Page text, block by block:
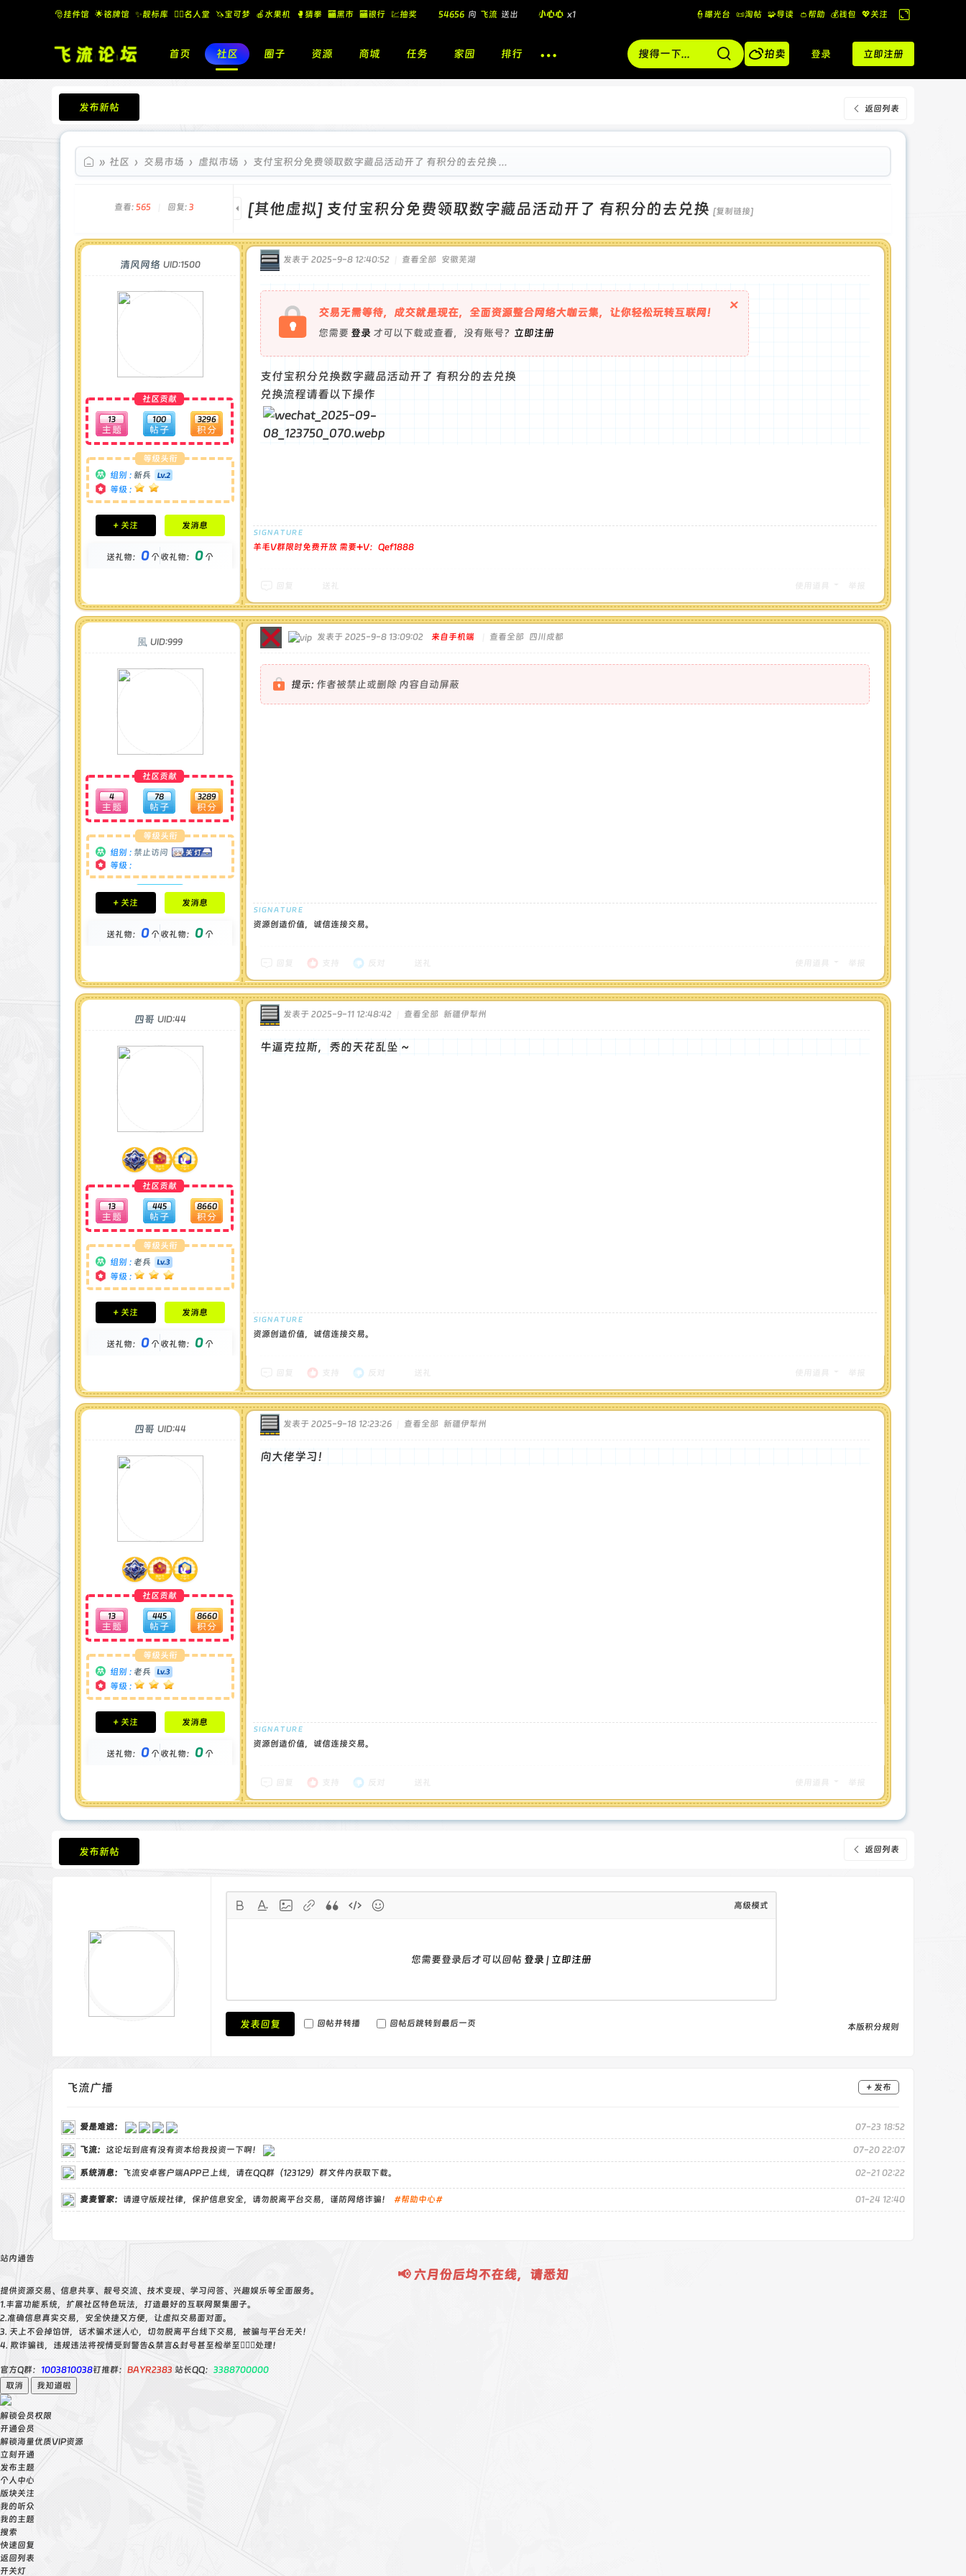
🎅挂件馆 🌟铭牌馆 ✨️靓标库 🧚‍♂️名人堂 🦄宝可梦 🍎水果机 🥊猜拳 🏧黑市 🏧银行 💹抽奖
飞流 向 北 酷盖墨镜
👮曝光台 📜淘帖 🧩导读 👛帮助 💰️钱包 💖关注
换
到
宽
版
首页 社区 圈子 资源 商城 任务 家园 排行 拍卖 登录 立即注册
返回列表
发布新帖
飞流论坛
» 社区 › 交易市场 › 虚拟市场 › 支付宝积分免费领取数字藏品活动开了 有积分的去兑换 ...
查看: 565 回复: 3 [其他虚拟] 支付宝积分免费领取数字藏品活动开了 有积分的去兑换 [复制链接]
清风网络 UID:1500
社区贡献
13 100 3296
等级头衔
组别 : 新兵
等级 :
积分成就
钻石 : 0 颗
金币 : 0 枚
+ 关注 发消息
送礼物： 0个收礼物： 0个
发表于 2025-9-8 12:40:52 查看全部 安徽芜湖
交易无需等待，成交就是现在，全面资源整合网络大咖云集，让你轻松玩转互联网！
您需要 登录 才可以下载或查看，没有账号？ 立即注册
×
支付宝积分兑换数字藏品活动开了 有积分的去兑换
兑换流程请看以下操作
羊毛V群限时免费开放 需要➕V：Qef1888
風 UID:999
社区贡献
4 78 3289
等级头衔
组别 : 禁止访问
等级 :
积分成就
钻石 : 0 颗
金币 : 0 枚
+ 关注 发消息
送礼物： 0个收礼物： 0个
发表于 2025-9-8 13:09:02 来自手机端 查看全部 四川成都
提示: 作者被禁止或删除 内容自动屏蔽
资源创造价值，诚信连接交易。
四哥 UID:44
社区贡献
13 445 8660
等级头衔
组别 : 老兵
等级 :
积分成就
钻石 : 0 颗
金币 : 0 枚
+ 关注 发消息
送礼物： 0个收礼物： 0个
发表于 2025-9-11 12:48:42 查看全部 新疆伊犁州
牛逼克拉斯，秀的天花乱坠 ~
资源创造价值，诚信连接交易。
四哥 UID:44
社区贡献
13 445 8660
等级头衔
组别 : 老兵
等级 :
积分成就
钻石 : 0 颗
金币 : 0 枚
+ 关注 发消息
送礼物： 0个收礼物： 0个
发表于 2025-9-18 12:23:26 查看全部 新疆伊犁州
向大佬学习！
资源创造价值，诚信连接交易。
返回列表
发布新帖
高级模式
您需要登录后才可以回帖 登录 | 立即注册
发表回复 回帖并转播 回帖后跳转到最后一页 本版积分规则
飞流广播 + 发布
爱是难逃： 07-23 18:52
飞流： 这论坛到底有没有资本给我投资一下啊！ 07-20 22:07
系统消息： 飞流安卓客户端APP已上线，请在QQ群（123129）群文件内获取下载。 02-21 02:22
麦麦管家： 请遵守版规社律，保护信息安全，请勿脱离平台交易，谨防网络诈骗！ #帮助中心# 01-24 12:40
站内通告
📢 六月份后均不在线，请悉知
提供资源交易、信息共享、靓号交流、技术变现、学习问答、兴趣娱乐等全面服务。
1.丰富功能系统，扩展社区特色玩法，打造最好的互联网聚集圈子。
2.准确信息真实交易，安全快捷又方便，让虚拟交易面对面。
3. 天上不会掉馅饼，话术骗术迷人心，切勿脱离平台线下交易，被骗与平台无关！
4. 欺诈骗钱，违规违法将视情受到警告&禁言&封号甚至检举至👮🏻‍♀️处理！
官方Q群： 1003810038钉推群： BAYR2383 站长QQ： 3388700000
取消
我知道啦
解锁会员权限
开通会员
解锁海量优质VIP资源
立刻开通
发布主题
个人中心
版块关注
我的听众
我的主题
搜索
快速回复
返回列表
开关灯